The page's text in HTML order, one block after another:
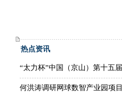
热点资讯
“太力杯”中国（京山）第十五
何洪涛调研网球数智产业园项